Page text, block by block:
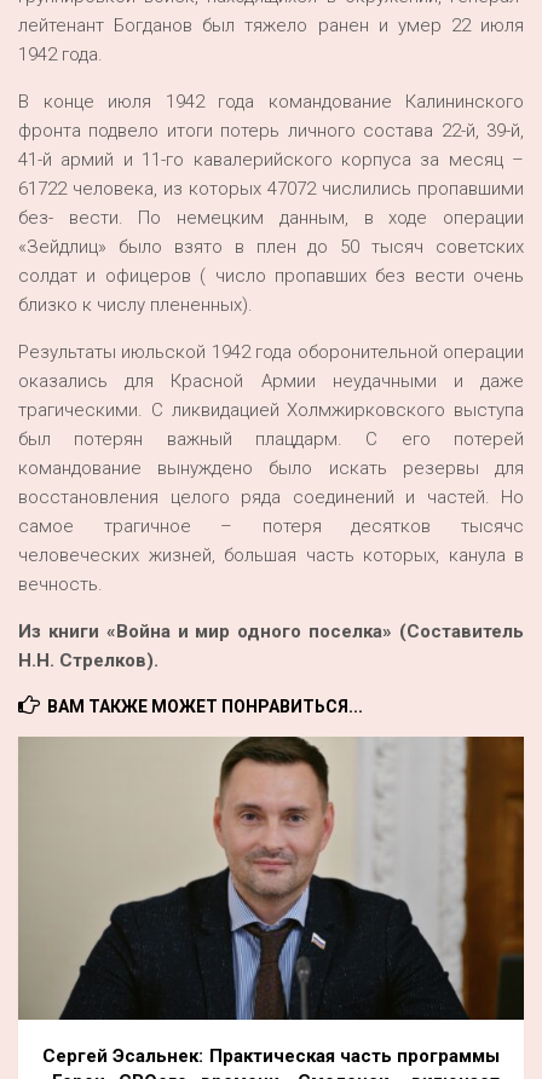
лейтенант Богданов был тяжело ранен и умер 22 июля
1942 года.
В конце июля 1942 года командование Калининского
фронта подвело итоги потерь личного состава 22-й, 39-й,
41-й армий и 11-го кавалерийского корпуса за месяц –
61722 человека, из которых 47072 числились пропавшими
без- вести. По немецким данным, в ходе операции
«Зейдлиц» было взято в плен до 50 тысяч советских
солдат и офицеров ( число пропавших без вести очень
близко к числу плененных).
Результаты июльской 1942 года оборонительной операции
оказались для Красной Армии неудачными и даже
трагическими. С ликвидацией Холмжирковского выступа
был потерян важный плацдарм. С его потерей
командование вынуждено было искать резервы для
восстановления целого ряда соединений и частей. Но
самое трагичное – потеря десятков тысячс
человеческих жизней, большая часть которых, канула в
вечность.
Из книги «Война и мир одного поселка» (Составитель
Н.Н. Стрелков).
ВАМ ТАКЖЕ МОЖЕТ ПОНРАВИТЬСЯ...
Сергей Эсальнек: Практическая часть программы